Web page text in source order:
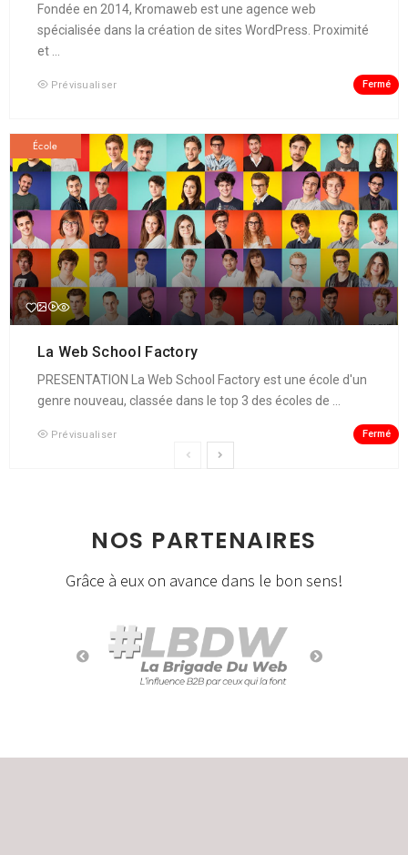
Fondée en 2014, Kromaweb est une agence web
spécialisée dans la création de sites WordPress. Proximité
et ...
Prévisualiser Fermé
École
La Web School Factory
PRESENTATION La Web School Factory est une école d'un
genre nouveau, classée dans le top 3 des écoles de ...
Prévisualiser Fermé
NOS PARTENAIRES
Grâce à eux on avance dans le bon sens!